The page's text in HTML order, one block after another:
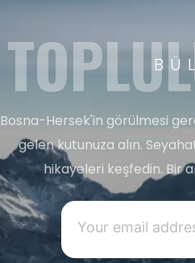
Bosna-Hersek'in görülmesi
gelen kutunuza alın.
hikayeleri keşfedin. Bir